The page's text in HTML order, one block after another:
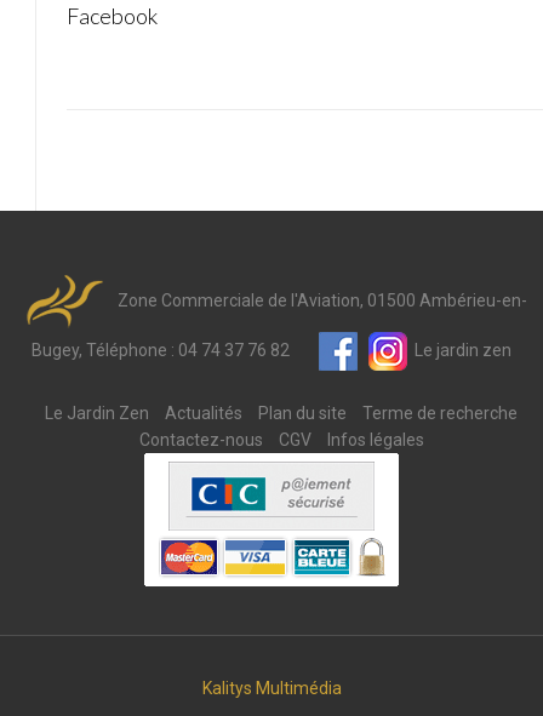
Facebook
Zone Commerciale de l'Aviation, 01500 Ambérieu-en-
Bugey, Téléphone : 04 74 37 76 82 Le jardin zen
Le Jardin Zen Actualités Plan du site
Terme de recherche
Contactez-nous
CGV Infos légales
Kalitys Multimédia